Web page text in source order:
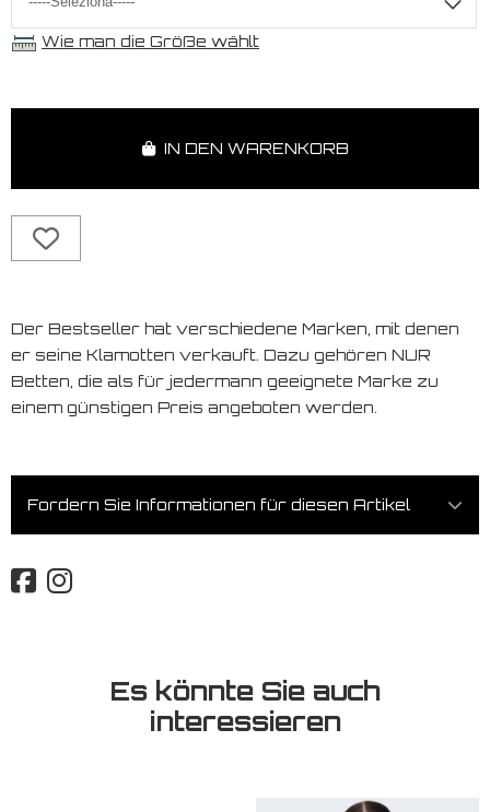
Wie man die Größe wählt
IN DEN WARENKORB
Der Bestseller hat verschiedene Marken, mit denen
er seine Klamotten verkauft. Dazu gehören NUR
Betten, die als für jedermann geeignete Marke zu
einem günstigen Preis angeboten werden.
Fordern Sie Informationen für diesen Artikel
Es könnte Sie auch
interessieren